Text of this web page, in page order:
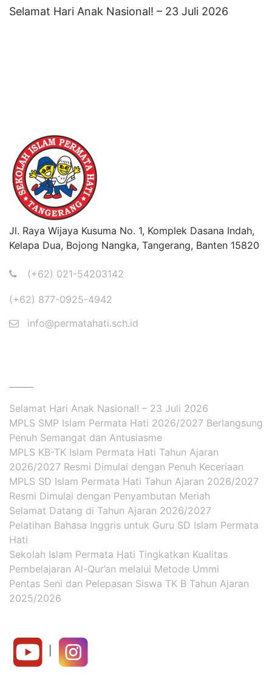
Selamat Hari Anak Nasional! – 23 Juli 2026
Jl. Raya Wijaya Kusuma No. 1, Komplek Dasana Indah,
Kelapa Dua, Bojong Nangka, Tangerang, Banten 15820
(+62) 021-54203142
(+62) 877-0925-4942
info@permatahati.sch.id
Selamat Hari Anak Nasional! – 23 Juli 2026
MPLS SMP Islam Permata Hati 2026/2027 Berlangsung
Penuh Semangat dan Antusiasme
MPLS KB-TK Islam Permata Hati Tahun Ajaran
2026/2027 Resmi Dimulai dengan Penuh Keceriaan
MPLS SD Islam Permata Hati Tahun Ajaran 2026/2027
Resmi Dimulai dengan Penyambutan Meriah
Selamat Datang di Tahun Ajaran 2026/2027
Pelatihan Bahasa Inggris untuk Guru SD Islam Permata
Hati
Sekolah Islam Permata Hati Tingkatkan Kualitas
Pembelajaran Al-Qur’an melalui Metode Ummi
Pentas Seni dan Pelepasan Siswa TK B Tahun Ajaran
2025/2026